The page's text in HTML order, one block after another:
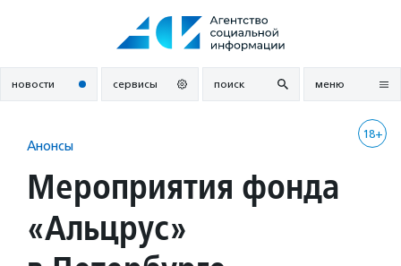
новости сервисы поиск меню
18+
Анонсы
Мероприятия фонда
«Альцрус»